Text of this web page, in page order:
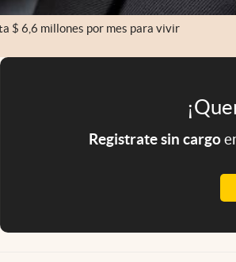
$ 6,6 millones por mes para vivir
Registrate sin cargo